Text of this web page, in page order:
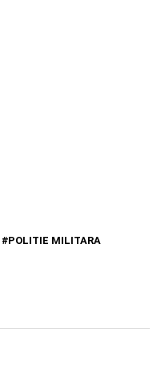
POLITIE MILITARA